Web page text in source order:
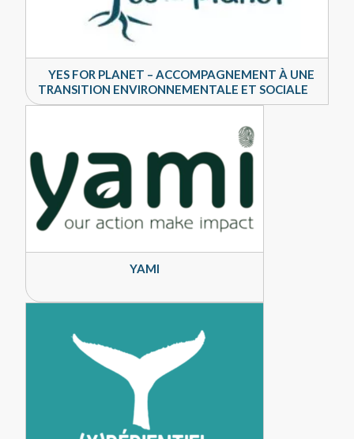
YES FOR PLANET – ACCOMPAGNEMENT À UNE
TRANSITION ENVIRONNEMENTALE ET SOCIALE
YAMI